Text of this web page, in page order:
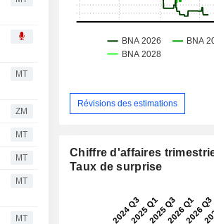
MT
ZM
MT
MT
MT
MT
Révisions des estimations
Chiffre d'affaires
Taux de surprise